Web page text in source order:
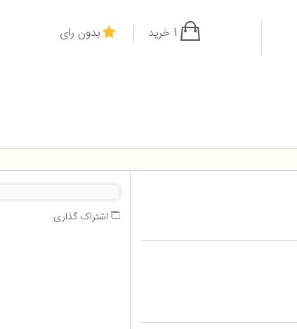
بدون رای
اشتراک گذاری